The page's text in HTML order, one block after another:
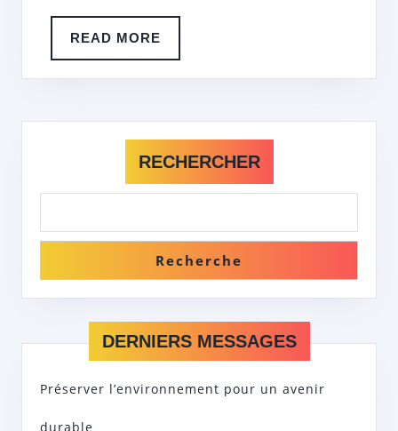
READ MORE
MORE
RECHERCHER
Recherche
DERNIERS MESSAGES
Préserver l’environnement pour un avenir
durable